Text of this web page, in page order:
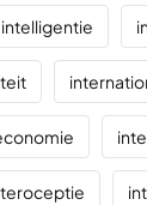
intelligentie